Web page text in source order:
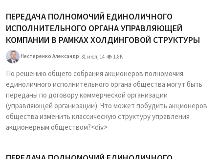
ПЕРЕДАЧА ПОЛНОМОЧИЙ ЕДИНОЛИЧНОГО
ИСПОЛНИТЕЛЬНОГО ОРГАНА УПРАВЛЯЮЩЕЙ
КОМПАНИИ В РАМКАХ ХОЛДИНГОВОЙ СТРУКТУРЫ
Нестеренко Александр 31 июл, 14 1.8K
По решению общего собрания акционеров полномочия
единоличного исполнительного органа общества могут быть
переданы по договору коммерческой организации
(управляющей организации). Что может побудить акционеров
общества изменить классическую структуру управления
акционерным обществом?<div>